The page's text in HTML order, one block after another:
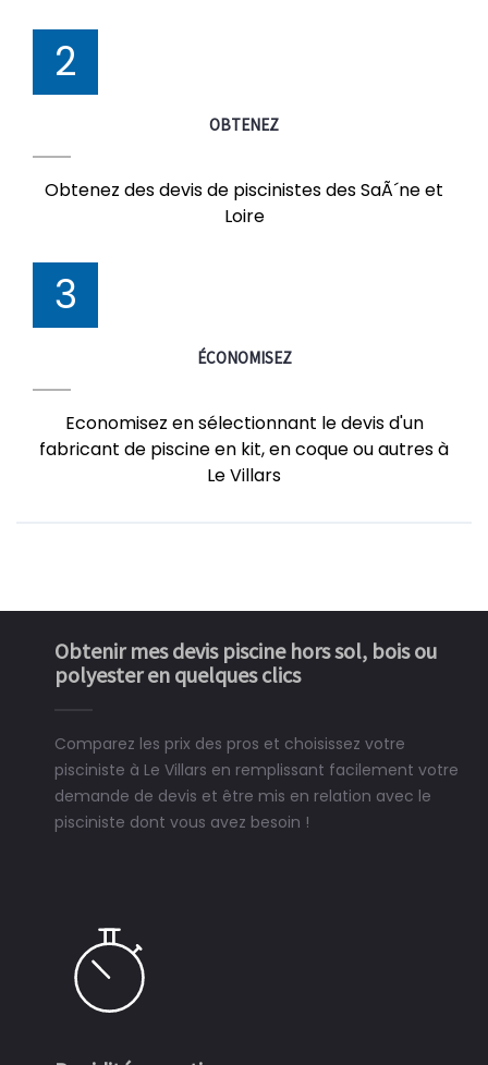
2
OBTENEZ
Obtenez des devis de piscinistes des SaÃ´ne et
Loire
3
ÉCONOMISEZ
Economisez en sélectionnant le devis d'un
fabricant de piscine en kit, en coque ou autres à
Le Villars
Obtenir mes devis piscine hors sol, bois ou
polyester en quelques clics
Comparez les prix des pros et choisissez votre
pisciniste à Le Villars en remplissant facilement votre
demande de devis et être mis en relation avec le
pisciniste dont vous avez besoin !